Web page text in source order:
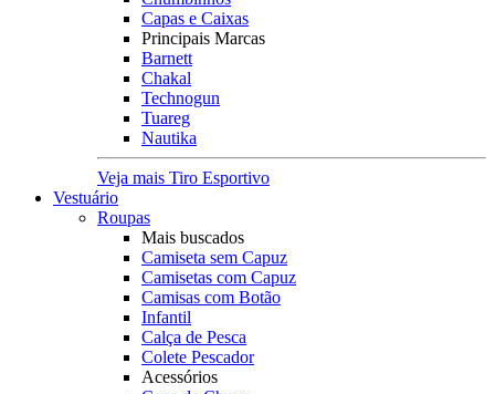
Capas e Caixas
Principais Marcas
Barnett
Chakal
Technogun
Tuareg
Nautika
Veja mais Tiro Esportivo
Vestuário
Roupas
Mais buscados
Camiseta sem Capuz
Camisetas com Capuz
Camisas com Botão
Infantil
Calça de Pesca
Colete Pescador
Acessórios